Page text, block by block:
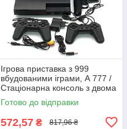
Ігрова приставка з 999
вбудованими іграми, А 777 /
Стаціонарна консоль з двома
геймпадами та пістолетом
Готово до відправки
572,57 ₴ 817,96 ₴